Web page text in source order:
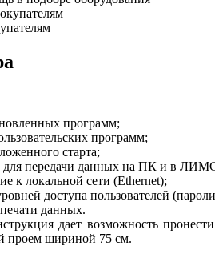
программ;
программ;
старта;
для передачи данных на ПК и в
к локальной сети (Ethernet);
доступа пользователей
данных.
дает возможность
проем шириной 75 см.